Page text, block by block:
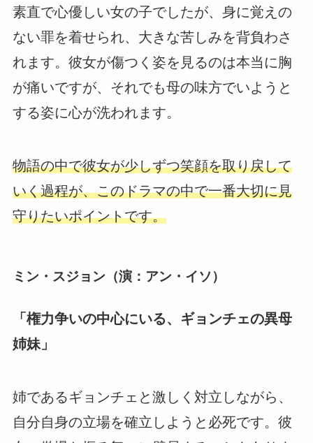
素直で心優しい女の子でしたが、身に覚えの
ない罪を着せられ、大きな苦しみを背負わさ
れます。彼女が傷つく姿を見るのは本当に胸
が痛いですが、それでも母の味方でいようと
する姿に心が洗われます。
物語の中で彼女が少しずつ笑顔を取り戻して
いく過程が、このドラマの中で一番大切に見
守りたいポイントです。
ミン・スジョン（演：アン・イソ）
「権力争いの中心にいる、ギョンチェの異母
姉妹」
姉であるギョンチェと激しく対立しながら、
自分自身の立場を確立しようと必死です。彼